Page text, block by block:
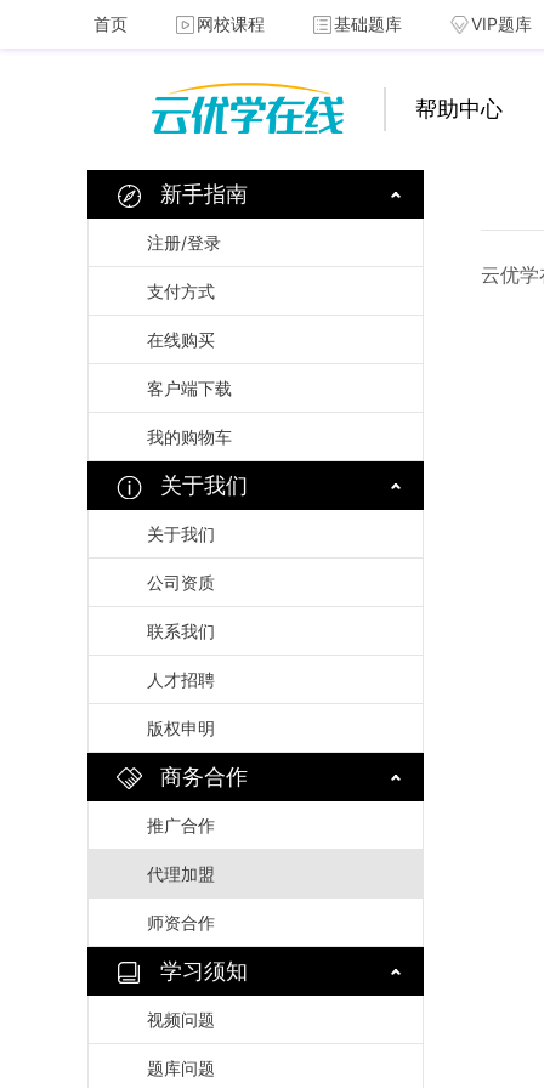
首页 网校课程 基础题库 VIP题库
帮助中心
新手指南
注册/登录
支付方式
在线购买
客户端下载
我的购物车
关于我们
关于我们
公司资质
联系我们
人才招聘
版权申明
商务合作
推广合作
代理加盟
师资合作
学习须知
视频问题
题库问题
云优